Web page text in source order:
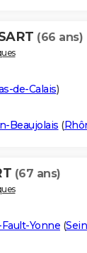
(66 ans)
de-Calais)
Beaujolais (
(67 ans)
Yonne (